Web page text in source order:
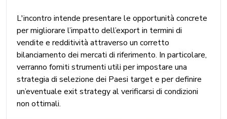
L'incontro intende presentare le opportunità concrete
per migliorare l’impatto dell’export in termini di
vendite e redditività attraverso un corretto
bilanciamento dei mercati di riferimento. In particolare,
verranno forniti strumenti utili per impostare una
strategia di selezione dei Paesi target e per definire
un’eventuale exit strategy al verificarsi di condizioni
non ottimali.